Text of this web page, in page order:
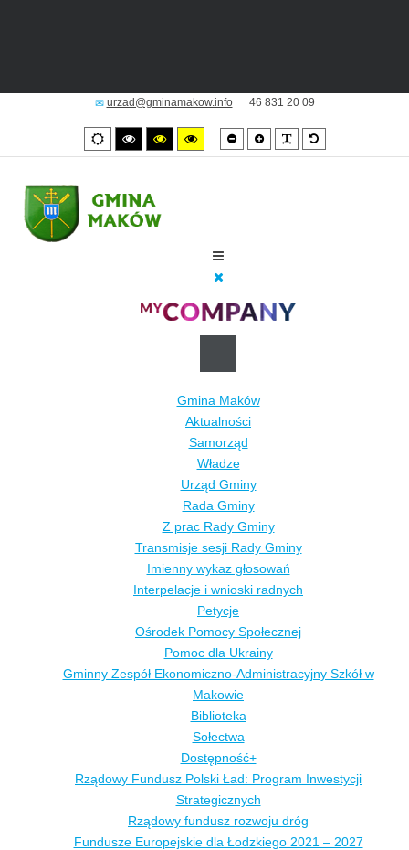
urzad@gminamakow.info46 831 20 09
Tryb
domyślny
High
contrast
High
contrast
High
contrast
Smaller
font
Larger
font
Default
font
Gmina Maków
Aktualności
Samorząd
Władze
Urząd Gminy
Rada Gminy
Z prac Rady Gminy
Transmisje sesji Rady Gminy
Imienny wykaz głosowań
Interpelacje i wnioski radnych
Petycje
Ośrodek Pomocy Społecznej
Pomoc dla Ukrainy
Gminny Zespół Ekonomiczno-Administracyjny Szkół w
Makowie
Biblioteka
Sołectwa
Dostępność+
Rządowy Fundusz Polski Ład: Program Inwestycji
Strategicznych
Rządowy fundusz rozwoju dróg
Fundusze Europejskie dla Łodzkiego 2021 – 2027